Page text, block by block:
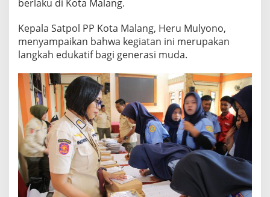
A
W
A
S
A
N
A
N
P
A
R
O
K
O
K
berlaku di Kota Malang.
Kepala Satpol PP Kota Malang, Heru Mulyono,
menyampaikan bahwa kegiatan ini merupakan
langkah edukatif bagi generasi muda.